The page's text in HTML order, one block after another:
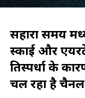
सहारा समय
स्काई और
प्रतिस्पर्धा के
चल रहा है चैनल